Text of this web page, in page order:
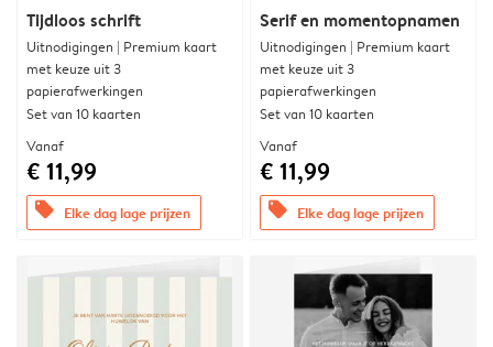
Tijdloos schrift
Uitnodigingen | Premium kaart
met keuze uit 3
papierafwerkingen
Set van 10 kaarten
Vanaf
€ 11,99
offers Elke dag lage prijzen
Serif en momentopnamen
Uitnodigingen | Premium kaart
met keuze uit 3
papierafwerkingen
Set van 10 kaarten
Vanaf
€ 11,99
offers Elke dag lage prijzen